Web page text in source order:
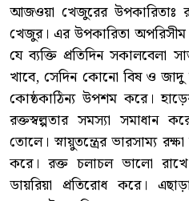
আজওয়া খেজুরের উপকারিতাঃ
খেজুর। এর উপকারিতা
যে ব্যক্তি প্রতিদিন
খাবে, সেদিন কোনো বিষ ও
কোষ্ঠকাঠিন্য উপশম করে।
রক্তস্বল্পতার সমস্যা সমাধান
তোলে। স্নায়ুতন্ত্রের ভারসাম্য
করে। রক্ত চলাচল ভালো
ডায়রিয়া প্রতিরোধ করে।